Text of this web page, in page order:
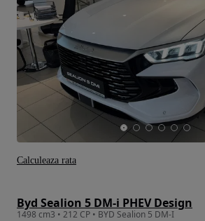
Byd Sealion 5 DM-i PHEV Design
1498 cm3 • 212 CP • BYD Sealion 5 DM-I
Calculeaza rata